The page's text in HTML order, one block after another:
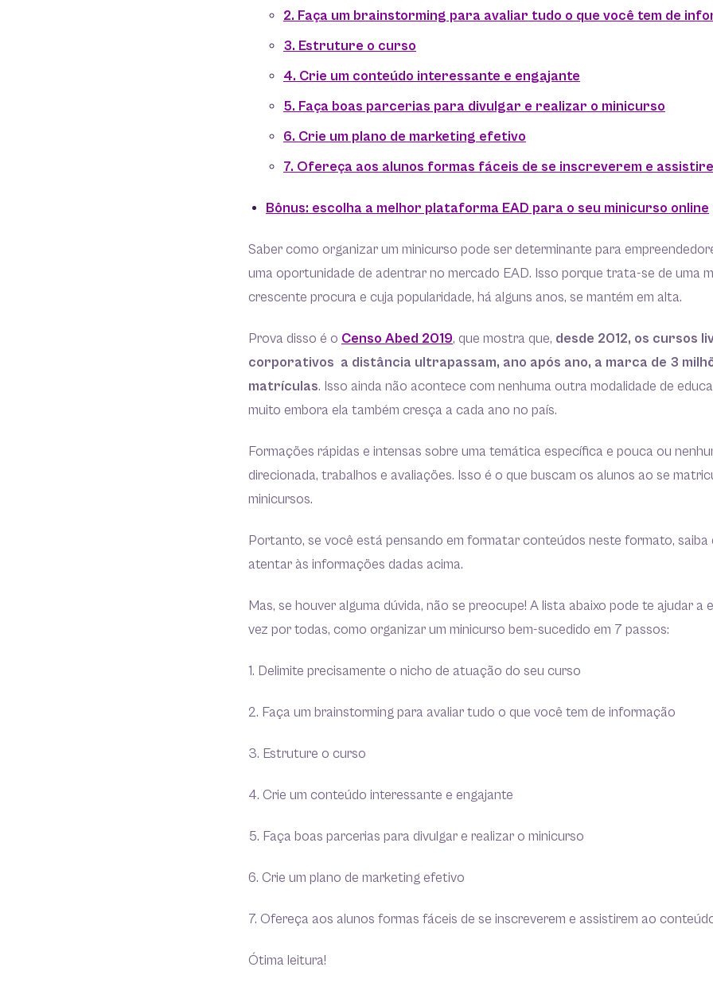
2. Faça um brainstorming para avaliar tudo o que você tem de
3. Estruture o curso
4. Crie um conteúdo interessante e engajante
5. Faça boas parcerias para divulgar e realizar o minicurso
6. Crie um plano de marketing efetivo
7. Ofereça aos alunos formas fáceis de se inscreverem e
Bônus: escolha a melhor plataforma EAD para o seu minicurso online
Saber como organizar um minicurso pode ser determinante para
uma oportunidade de adentrar no mercado EAD. Isso porque trata-se de uma
crescente procura e cuja popularidade, há alguns anos, se mantém em alta.
Prova disso é o Censo Abed 2019, que mostra que, desde 2012, os cursos
corporativos a distância ultrapassam, ano após ano, a marca de 3
matrículas. Isso ainda não acontece com nenhuma outra modalidade de
muito embora ela também cresça a cada ano no país.
Formações rápidas e intensas sobre uma temática específica e pouca ou
direcionada, trabalhos e avaliações. Isso é o que buscam os alunos ao se
minicursos.
Portanto, se você está pensando em formatar conteúdos neste formato, saiba
atentar às informações dadas acima.
Mas, se houver alguma dúvida, não se preocupe! A lista abaixo pode te ajudar a
vez por todas, como organizar um minicurso bem-sucedido em 7 passos:
1. Delimite precisamente o nicho de atuação do seu curso
2. Faça um brainstorming para avaliar tudo o que você tem de informação
3. Estruture o curso
4. Crie um conteúdo interessante e engajante
5. Faça boas parcerias para divulgar e realizar o minicurso
6. Crie um plano de marketing efetivo
7. Ofereça aos alunos formas fáceis de se inscreverem e assistirem ao
Ótima leitura!